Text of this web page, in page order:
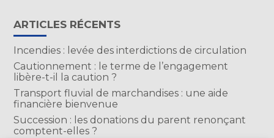
ARTICLES RÉCENTS
Incendies : levée des interdictions de circulation
Cautionnement : le terme de l’engagement
libère-t-il la caution ?
Transport fluvial de marchandises : une aide
financière bienvenue
Succession : les donations du parent renonçant
comptent-elles ?